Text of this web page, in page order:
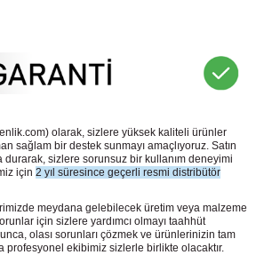
olarak, sizlere yüksek kaliteli ürünler
sağlam bir destek sunmayı amaçlıyoruz. Satın
durarak, sizlere sorunsuz bir kullanım deneyimi
için 2 yıl süresince geçerli resmi distribütör
meydana gelebilecek üretim veya malzeme
için sizlere yardımcı olmayı taahhüt
olası sorunları çözmek ve ürünlerinizin tam
profesyonel ekibimiz sizlerle birlikte olacaktır.